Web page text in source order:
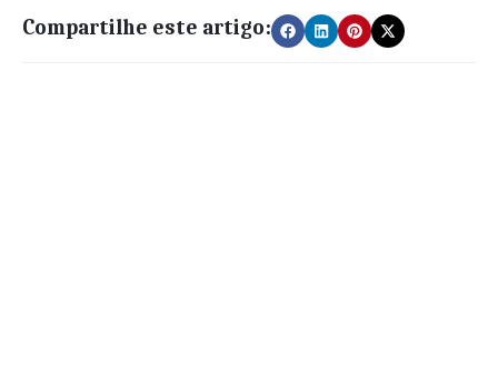
Compartilhe este artigo: